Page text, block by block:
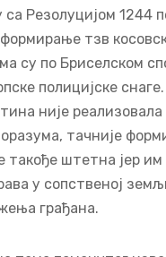
Резолуцијом 1244
тзв
су по Бриселском
полицијске
није реализовала
тачније
такође штетна јер
у сопственој
грађана.